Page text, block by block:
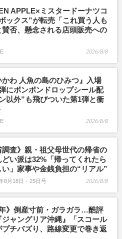
APPLE×ミスタードーナツコ
ックス”が転売「これ買う人も
否、懸念される店頭販売への
2026/8/8
かわ 人魚の島のひみつ』入場
にボンボンドロップシール配
以外”も飛びついた第1弾と衝
2026/8/8
調査》親・祖父母世代の帰省の
い派は32%「帰ってくれたら
い」家事や金銭負担の“リアル”
8月18日・25日号 2026/8/8
年》倒産寸前・ガラガラ…酷評
ジャングリア沖縄』「スコール
プチバズり、路線変更で巻き返